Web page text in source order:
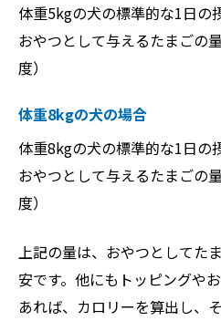
体重5kgの犬の標準的な1日の
おやつとして与えるたまごの
度）
体重8kgの犬の場合
体重8kgの犬の標準的な1日の
おやつとして与えるたまごの
度）
上記の量は、おやつとしてた
安です。他にもトッピングや
あれば、カロリーを算出し、